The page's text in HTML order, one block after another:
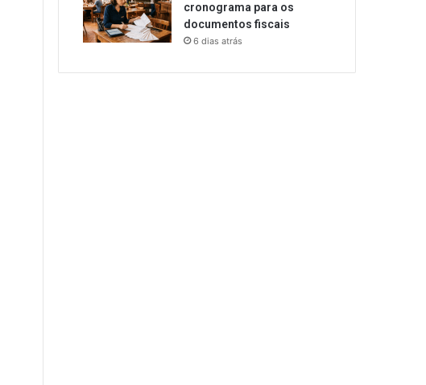
cronograma para os
documentos fiscais
6 dias atrás